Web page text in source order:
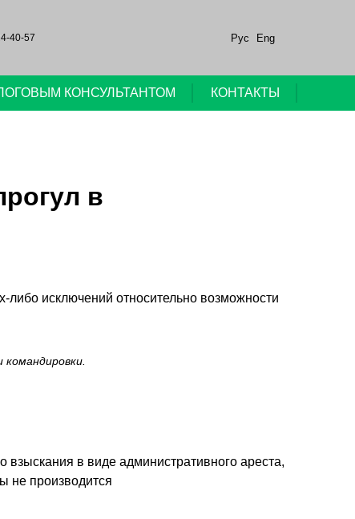
40-57 Рус Eng
КОНСУЛЬТАНТОМ КОНТАКТЫ
в
либо исключений относительно возможности
взыскания в виде административного ареста,
не производится